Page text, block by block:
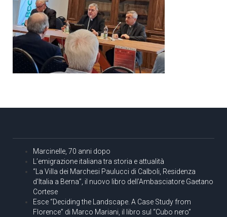
Marcinelle, 70 anni dopo
L’emigrazione italiana tra storia e attualità
“La Villa dei Marchesi Paulucci di Calboli, Residenza
d’Italia a Berna”, il nuovo libro dell’Ambasciatore Gaetano
Cortese
Esce “Deciding the Landscape. A Case Study from
Florence” di Marco Mariani, il libro sul “Cubo nero”